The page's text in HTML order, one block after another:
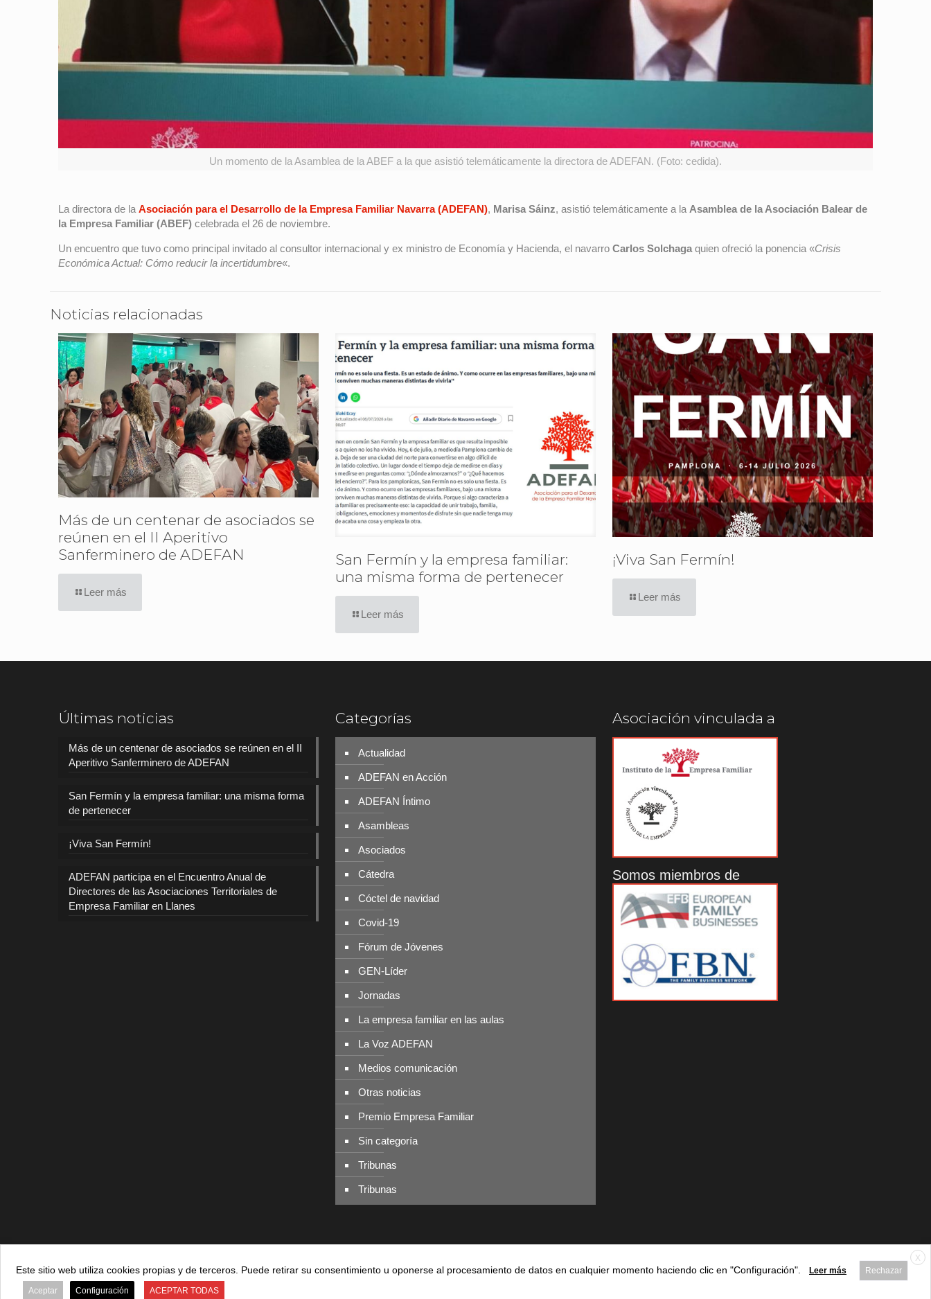
Un momento de la Asamblea de la ABEF a la que asistió telemáticamente la directora de ADEFAN. (Foto: cedida).
La directora de la Asociación para el Desarrollo de la Empresa Familiar Navarra (ADEFAN), Marisa Sáinz, asistió telemáticamente a la Asamblea de la Asociación Balear de
la Empresa Familiar (ABEF) celebrada el 26 de noviembre.
Un encuentro que tuvo como principal invitado al consultor internacional y ex ministro de Economía y Hacienda, el navarro Carlos Solchaga quien ofreció la ponencia «Crisis
Económica Actual: Cómo reducir la incertidumbre«.
Noticias relacionadas
Más de un centenar de asociados se
reúnen en el II Aperitivo
Sanferminero de ADEFAN
Leer más
San Fermín y la empresa familiar:
una misma forma de pertenecer
Leer más
¡Viva San Fermín!
Leer más
Últimas noticias
Más de un centenar de asociados se reúnen en el II
Aperitivo Sanferminero de ADEFAN
San Fermín y la empresa familiar: una misma forma
de pertenecer
¡Viva San Fermín!
ADEFAN participa en el Encuentro Anual de
Directores de las Asociaciones Territoriales de
Empresa Familiar en Llanes
Categorías
Actualidad
ADEFAN en Acción
ADEFAN Íntimo
Asambleas
Asociados
Cátedra
Cóctel de navidad
Covid-19
Fórum de Jóvenes
GEN-Líder
Jornadas
La empresa familiar en las aulas
La Voz ADEFAN
Medios comunicación
Otras noticias
Premio Empresa Familiar
Sin categoría
Tribunas
Tribunas
Asociación vinculada a
Somos miembros de
© 2021 ADEFAN. Todos los derechos reservados. 621 236 881 |
X
Este sitio web utiliza cookies propias y de terceros. Puede retirar su consentimiento u oponerse al procesamiento de datos en cualquier momento haciendo clic en "Configuración". Leer más Rechazar
Aceptar Configuración ACEPTAR TODAS